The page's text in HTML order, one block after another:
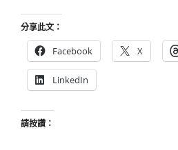
分享此文：
Facebook X
LinkedIn
請按讚：